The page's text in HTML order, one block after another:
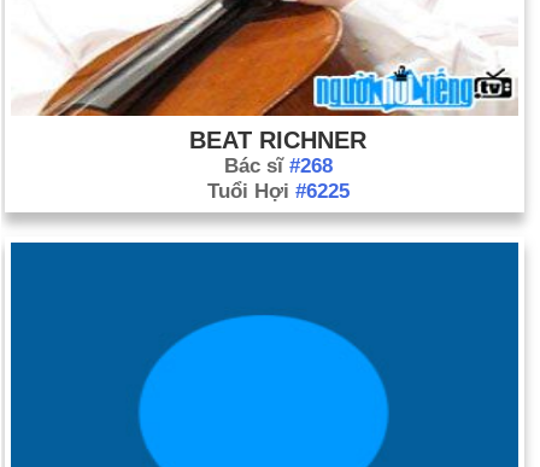
BEAT RICHNER
Bác sĩ #268
Tuổi Hợi #6225